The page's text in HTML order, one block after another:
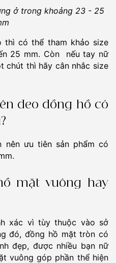
ở trong khoảng 23 - 25
thì có thể tham khảo size
25 mm. Còn nếu tay nữ
chút thì hãy cân nhắc size
đeo đồng hồ có
nên ưu tiên sản phẩm có
mặt vuông hay
xác vì tùy thuộc vào sở
đó, đồng hồ mặt tròn có
đẹp, được nhiều bạn nữ
vuông góp phần thể hiện